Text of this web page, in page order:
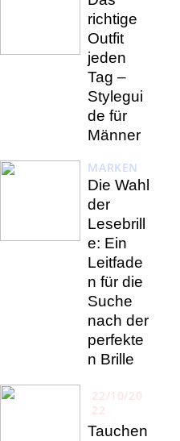
richtige
Outfit
jeden
Tag –
Stylegui
de für
Männer
MARKEN
Die Wahl
der
Lesebrill
e: Ein
Leitfade
n für die
Suche
nach der
perfekte
n Brille
22/10/20
22
Tauchen